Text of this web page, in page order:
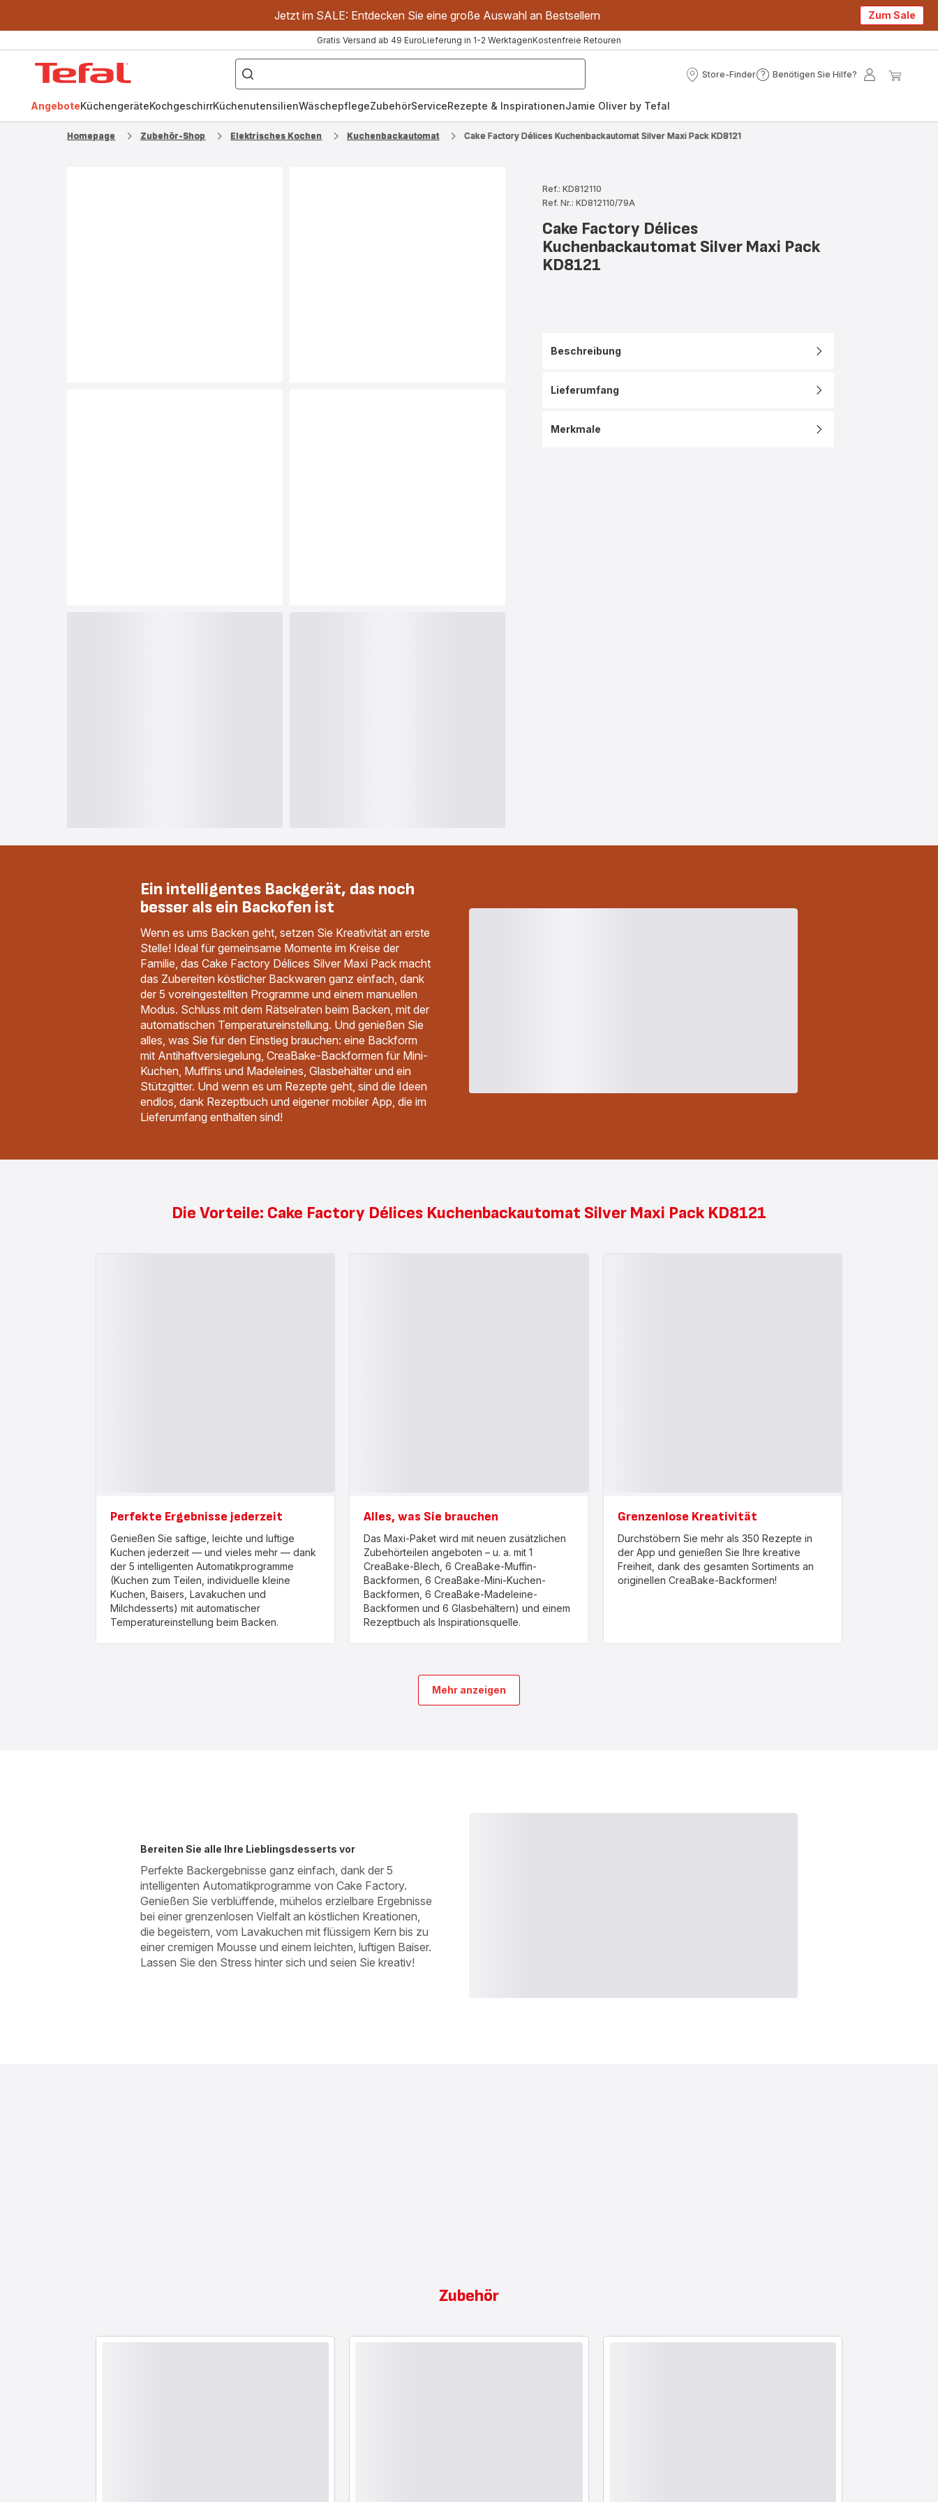
Jetzt im SALE: Entdecken Sie eine große Auswahl an Bestsellern Zum Sale
Gratis Versand ab 49 EuroLieferung in 1-2 WerktagenKostenfreie Retouren
["OptiGrill","Easy
Fry","Pfanne"]
Store-Finder
Store-
Benötigen Sie Hilfe?
Benötigen
Mein
AngeboteKüchengeräteKochgeschirrKüchenutensilienWäschepflegeZubehörServiceRezepte & InspirationenJamie Oliver by Tefal
Homepage Zubehör-Shop Elektrisches Kochen Kuchenbackautomat Cake Factory Délices Kuchenbackautomat Silver Maxi Pack KD8121
Ref.: KD812110
Ref. Nr.: KD812110/79A
Cake Factory Délices
Kuchenbackautomat Silver Maxi Pack
KD8121
Beschreibung
Lieferumfang
Merkmale
Ein intelligentes Backgerät, das noch
besser als ein Backofen ist
Wenn es ums Backen geht, setzen Sie Kreativität an erste
Stelle! Ideal für gemeinsame Momente im Kreise der
Familie, das Cake Factory Délices Silver Maxi Pack macht
das Zubereiten köstlicher Backwaren ganz einfach, dank
der 5 voreingestellten Programme und einem manuellen
Modus. Schluss mit dem Rätselraten beim Backen, mit der
automatischen Temperatureinstellung. Und genießen Sie
alles, was Sie für den Einstieg brauchen: eine Backform
mit Antihaftversiegelung, CreaBake-Backformen für Mini-
Kuchen, Muffins und Madeleines, Glasbehälter und ein
Stützgitter. Und wenn es um Rezepte geht, sind die Ideen
endlos, dank Rezeptbuch und eigener mobiler App, die im
Lieferumfang enthalten sind!
Die Vorteile: Cake Factory Délices Kuchenbackautomat Silver Maxi Pack KD8121
Perfekte Ergebnisse jederzeit
Genießen Sie saftige, leichte und luftige
Kuchen jederzeit — und vieles mehr — dank
der 5 intelligenten Automatikprogramme
(Kuchen zum Teilen, individuelle kleine
Kuchen, Baisers, Lavakuchen und
Milchdesserts) mit automatischer
Temperatureinstellung beim Backen.
Alles, was Sie brauchen
Das Maxi-Paket wird mit neuen zusätzlichen
Zubehörteilen angeboten – u. a. mit 1
CreaBake-Blech, 6 CreaBake-Muffin-
Backformen, 6 CreaBake-Mini-Kuchen-
Backformen, 6 CreaBake-Madeleine-
Backformen und 6 Glasbehältern) und einem
Rezeptbuch als Inspirationsquelle.
Grenzenlose Kreativität
Durchstöbern Sie mehr als 350 Rezepte in
der App und genießen Sie Ihre kreative
Freiheit, dank des gesamten Sortiments an
originellen CreaBake-Backformen!
Mehr anzeigen
Bereiten Sie alle Ihre Lieblingsdesserts vor
Perfekte Backergebnisse ganz einfach, dank der 5
intelligenten Automatikprogramme von Cake Factory.
Genießen Sie verblüffende, mühelos erzielbare Ergebnisse
bei einer grenzenlosen Vielfalt an köstlichen Kreationen,
die begeistern, vom Lavakuchen mit flüssigem Kern bis zu
einer cremigen Mousse und einem leichten, luftigen Baiser.
Lassen Sie den Stress hinter sich und seien Sie kreativ!
Zubehör